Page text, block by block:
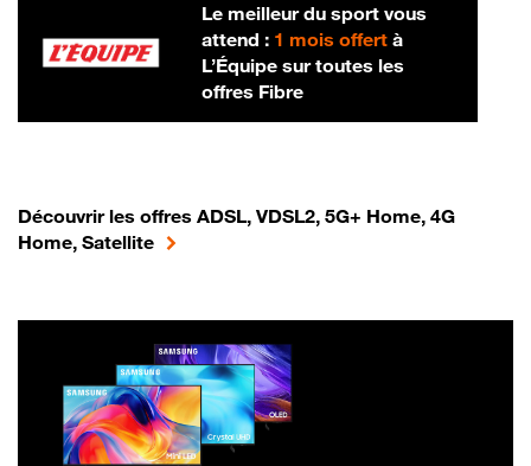
Le meilleur du sport vous
attend : 1 mois offertà
L’Équipe sur toutes les
offres Fibre
Découvrir les offres ADSL, VDSL2, 5G+ Home, 4G
Home, Satellite